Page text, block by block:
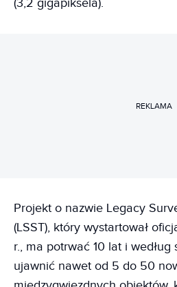
(3,2 gigapiksela).
REKLAMA
Projekt o nazwie Legacy
(LSST), który wystartował
r., ma potrwać 10 lat i
ujawnić nawet od 5 do 50